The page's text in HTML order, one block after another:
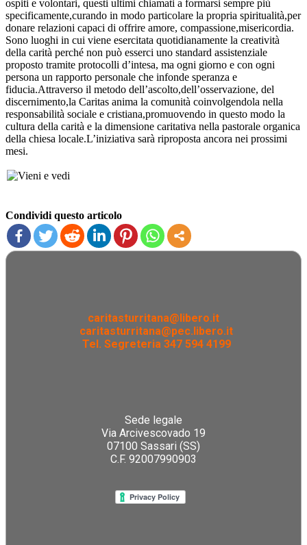
ospiti e volontari, questi ultimi chiamati a formarsi sempre più
specificamente,curando in modo particolare la propria spiritualità,per
donare relazioni capaci di offrire amore, compassione,misericordia.
Sono luoghi in cui viene esercitata quotidianamente la creatività
della carità perché non può esserci uno standard assistenziale
proposto tramite protocolli d’intesa, ma ogni giorno e con ogni
persona un rapporto personale che infonde speranza e
fiducia.Attraverso il metodo dell’ascolto,dell’osservazione, del
discernimento,la Caritas anima la comunità coinvolgendola nella
responsabilità sociale e cristiana,promuovendo in questo modo la
cultura della carità e la dimensione caritativa nella pastorale organica
della chiesa locale.L’iniziativa sarà riproposta ancora nei prossimi
mesi.
Condividi questo articolo
caritasturritana@libero.it
caritasturritana@pec.libero.it
Tel. Segreteria 347 594 4199
Sede legale
Via Arcivescovado 19
07100 Sassari (SS)
C.F. 92007990903